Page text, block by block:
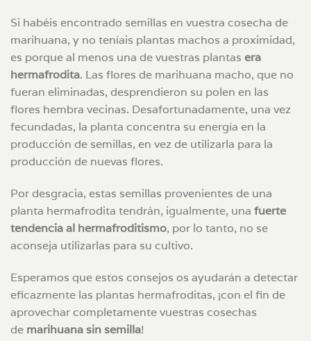
Si habéis encontrado semillas en vuestra cosecha de
marihuana, y no teníais plantas machos a proximidad,
es porque al menos una de vuestras plantas era
hermafrodita. Las flores de marihuana macho, que no
fueran eliminadas, desprendieron su polen en las
flores hembra vecinas. Desafortunadamente, una vez
fecundadas, la planta concentra su energía en la
producción de semillas, en vez de utilizarla para la
producción de nuevas flores.
Por desgracia, estas semillas provenientes de una
planta hermafrodita tendrán, igualmente, una fuerte
tendencia al hermafroditismo, por lo tanto, no se
aconseja utilizarlas para su cultivo.
Esperamos que estos consejos os ayudarán a detectar
eficazmente las plantas hermafroditas, ¡con el fin de
aprovechar completamente vuestras cosechas
de marihuana sin semilla!